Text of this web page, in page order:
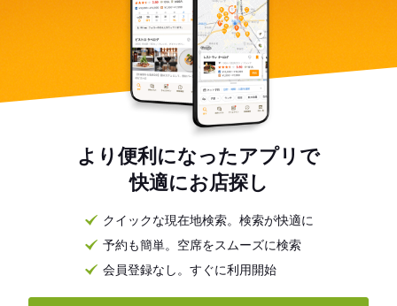
より便利になったアプリで
快適にお店探し
クイックな現在地検索。検索が快適に
予約も簡単。空席をスムーズに検索
会員登録なし。すぐに利用開始